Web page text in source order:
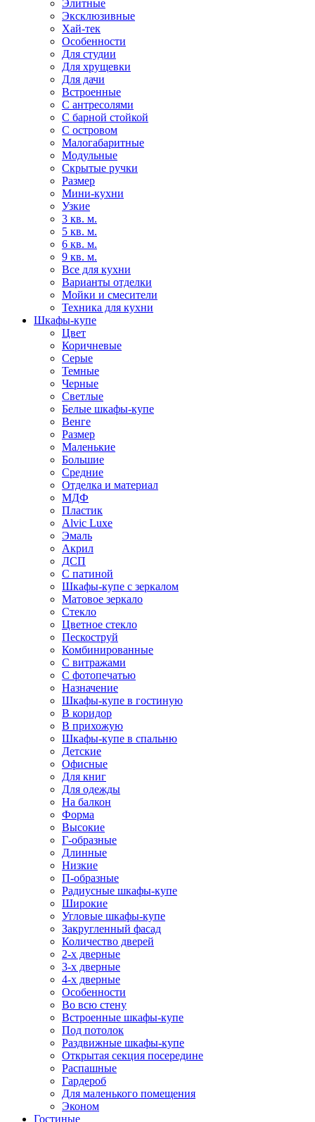
Элитные
Эксклюзивные
Хай-тек
Особенности
Для студии
Для хрущевки
Для дачи
Встроенные
С антресолями
С барной стойкой
С островом
Малогабаритные
Модульные
Скрытые ручки
Размер
Мини-кухни
Узкие
3 кв. м.
5 кв. м.
6 кв. м.
9 кв. м.
Все для кухни
Варианты отделки
Мойки и смесители
Техника для кухни
Шкафы-купе
Цвет
Коричневые
Серые
Темные
Черные
Светлые
Белые шкафы-купе
Венге
Размер
Маленькие
Большие
Средние
Отделка и материал
МДФ
Пластик
Alvic Luxe
Эмаль
Акрил
ДСП
С патиной
Шкафы-купе с зеркалом
Матовое зеркало
Стекло
Цветное стекло
Пескоструй
Комбинированные
С витражами
С фотопечатью
Назначение
Шкафы-купе в гостиную
В коридор
В прихожую
Шкафы-купе в спальню
Детские
Офисные
Для книг
Для одежды
На балкон
Форма
Высокие
Г-образные
Длинные
Низкие
П-образные
Радиусные шкафы-купе
Широкие
Угловые шкафы-купе
Закругленный фасад
Количество дверей
2-х дверные
3-х дверные
4-х дверные
Особенности
Во всю стену
Встроенные шкафы-купе
Под потолок
Раздвижные шкафы-купе
Открытая секция посередине
Распашные
Гардероб
Для маленького помещения
Эконом
Гостиные